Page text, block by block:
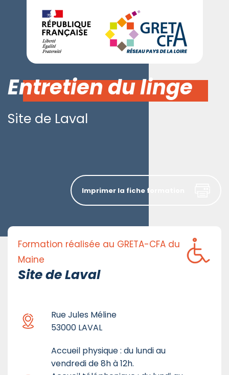
Entretien du linge
Site de Laval
Formation réalisée au GRETA-CFA du
Maine
Site de Laval
Rue Jules Méline
53000 LAVAL
Accueil physique : du lundi au
vendredi de 8h à 12h.
Imprimer la fiche formation